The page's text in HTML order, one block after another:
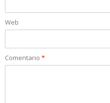
Web
Comentario *